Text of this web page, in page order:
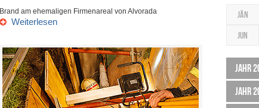
Brand am ehemaligen Firmenareal von Alvorada
Weiterlesen
JÄN
JUN
Jahr
Jahr